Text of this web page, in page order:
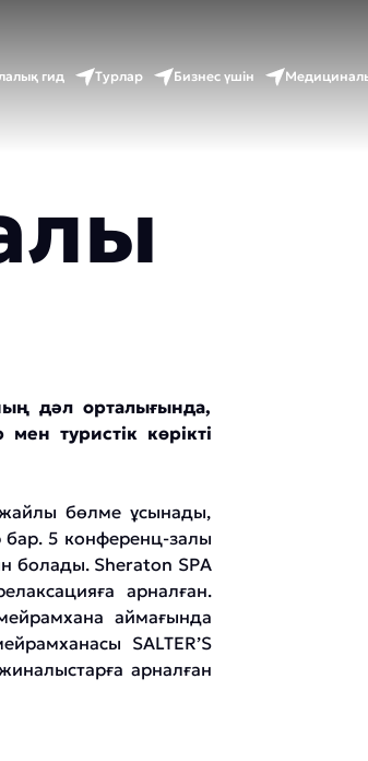
гид Турлар Бизнес үшін
дәл орталығында,
туристік көрікті
бөлме ұсынады,
бар. 5 конференц-залы
болады. Sheraton SPA
арналған.
аймағында
SALTER’S
арналған